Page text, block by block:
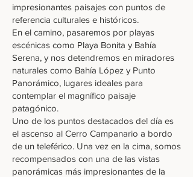
impresionantes paisajes con puntos de
referencia culturales e históricos.
En el camino, pasaremos por playas
escénicas como Playa Bonita y Bahía
Serena, y nos detendremos en miradores
naturales como Bahía López y Punto
Panorámico, lugares ideales para
contemplar el magnífico paisaje
patagónico.
Uno de los puntos destacados del día es
el ascenso al Cerro Campanario a bordo
de un teleférico. Una vez en la cima, somos
recompensados con una de las vistas
panorámicas más impresionantes de la